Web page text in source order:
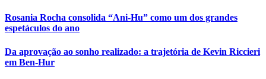
Rosania Rocha consolida “Ani-Hu” como um dos grandes
espetáculos do ano
Da aprovação ao sonho realizado: a trajetória de Kevin Riccieri
em Ben-Hur